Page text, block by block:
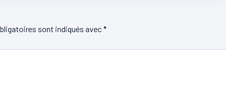
sont indiqués avec*